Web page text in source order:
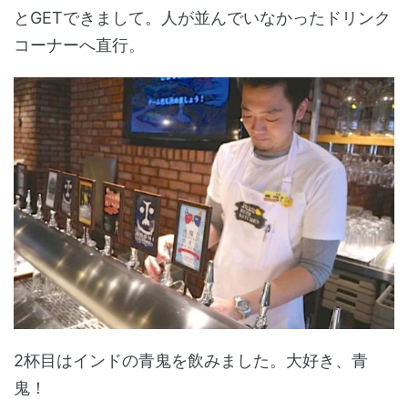
とGETできまして。人が並んでいなかったドリンク
コーナーへ直行。
2杯目はインドの青鬼を飲みました。大好き、青
鬼！